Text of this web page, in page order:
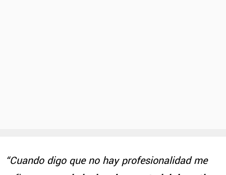
“Cuando digo que no hay profesionalidad me